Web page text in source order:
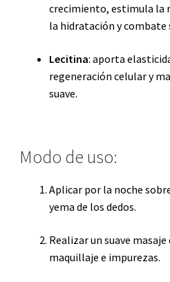
crecimiento, estimula la
la hidratación y combate
Lecitina: aporta
regeneración celular y
suave.
Modo de uso:
Aplicar por la noche
yema de los dedos.
Realizar un suave
maquillaje e impurezas.